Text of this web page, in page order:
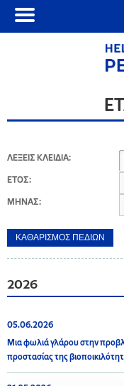
ΛΕΞΕΙΣ ΚΛΕΙΔΙΑ:
ΕΤΟΣ:
ΜΗΝΑΣ:
2026
05.06.2026
Μια φωλιά γλάρου στην
προστασίας της